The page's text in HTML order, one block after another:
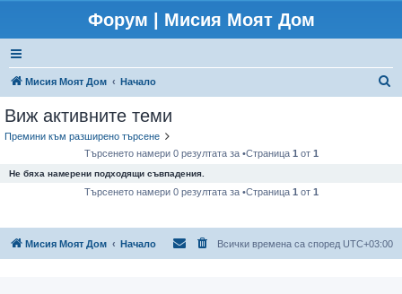
Форум | Мисия Моят Дом
Мисия Моят Дом Начало
Виж активните теми
Премини към разширено търсене
Търсенето намери 0 резултата за •Страница 1 от 1
Не бяха намерени подходящи съвпадения.
Търсенето намери 0 резултата за •Страница 1 от 1
Мисия Моят Дом Начало Всички времена са според UTC+03:00